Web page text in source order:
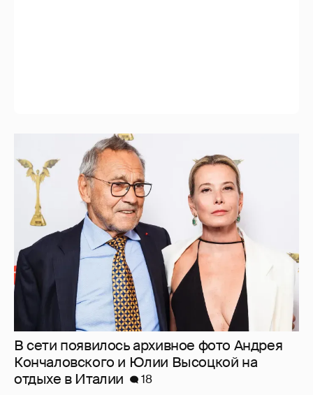
В сети появилось архивное фото Андрея
Кончаловского и Юлии Высоцкой на
отдыхе в Италии
18